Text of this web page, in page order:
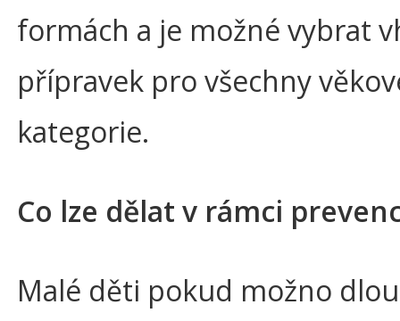
formách a je možné vybrat
přípravek pro všechny
kategorie.
Co lze dělat v rámci
Malé děti pokud možno